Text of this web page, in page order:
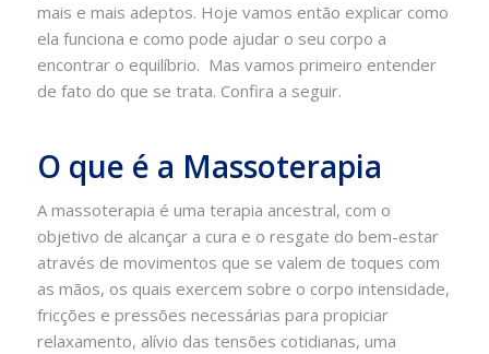
mais e mais adeptos. Hoje vamos então explicar como
ela funciona e como pode ajudar o seu corpo a
encontrar o equilíbrio. Mas vamos primeiro entender
de fato do que se trata. Confira a seguir.
O que é a Massoterapia
A massoterapia é uma terapia ancestral, com o
objetivo de alcançar a cura e o resgate do bem-estar
através de movimentos que se valem de toques com
as mãos, os quais exercem sobre o corpo intensidade,
fricções e pressões necessárias para propiciar
relaxamento, alívio das tensões cotidianas, uma